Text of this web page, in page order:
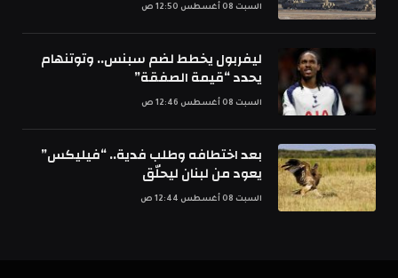
السبت 08 أغسطس 12:50 ص
ليفربول يخطط لضم سبنس.. وتوتنهام
يحدد “قيمة الصفقة”
السبت 08 أغسطس 12:46 ص
بعد اختطافه وطلب فدية.. “فيليكس”
يعود من لبنان ليحلّق
السبت 08 أغسطس 12:44 ص